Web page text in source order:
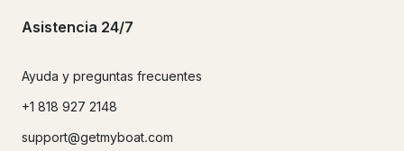
Asistencia 24/7
Ayuda y preguntas frecuentes
+1 818 927 2148
support@getmyboat.com